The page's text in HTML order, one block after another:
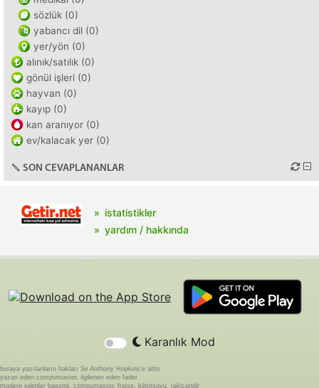
sözlük (0)
yabancı dil (0)
yer/yön (0)
alınık/satılık (0)
gönül işleri (0)
hayvan (0)
kayıp (0)
kan aranıyor (0)
ev/kalacak yer (0)
SON CEVAPLANANLAR
istatistikler
yardım / hakkında
Karanlık Mod
buraya yazılanların hakları Sir Anthony Hopkins'e aittir.
yazan eden compumaster, ilgilenen eden fader
modere edenler basond, compumaster, fraise, kibritsuyu, rakicandir